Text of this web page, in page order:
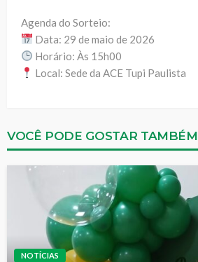
Agenda do Sorteio:
Data: 29 de maio de 2026
Horário: Às 15h00
Local: Sede da ACE Tupi Paulista
VOCÊ PODE GOSTAR TAMBÉM
NOTÍCIAS